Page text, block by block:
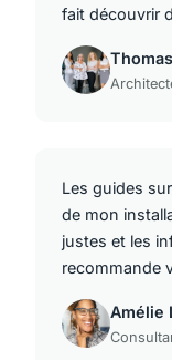
fait découvrir
Les guides
de mon
justes et les
recommande
Amélie